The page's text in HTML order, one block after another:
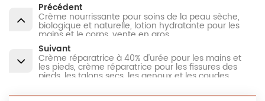
Précédent
Crème nourrissante pour soins de la peau sèche,
biologique et naturelle, lotion hydratante pour les
mains et le corps, vente en gros
Suivant
Crème réparatrice à 40% d'urée pour les mains et
les pieds, crème réparatrice pour les fissures des
pieds, les talons secs, les genoux et les coudes,